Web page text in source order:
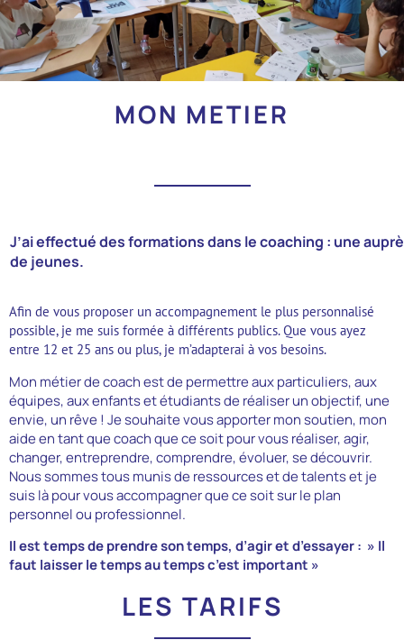
MON METIER
J’ai effectué des formations dans le coaching : une
de jeunes.
Afin de vous proposer un accompagnement le plus personnalisé
possible, je me suis formée à différents publics. Que vous ayez
entre 12 et 25 ans ou plus, je m’adapterai à vos besoins.
Mon métier de coach est de permettre aux particuliers, aux
équipes, aux enfants et étudiants de réaliser un objectif, une
envie, un rêve ! Je souhaite vous apporter mon soutien, mon
aide en tant que coach que ce soit pour vous réaliser, agir,
changer, entreprendre, comprendre, évoluer, se découvrir.
Nous sommes tous munis de ressources et de talents et je
suis là pour vous accompagner que ce soit sur le plan
personnel ou professionnel.
Il est temps de prendre son temps, d’agir et d’essayer : » Il
faut laisser le temps au temps c’est important »
LES TARIFS